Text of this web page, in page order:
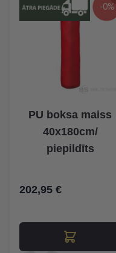
-0%
PU boksa maiss
40x180cm/
piepildīts
202,95 €